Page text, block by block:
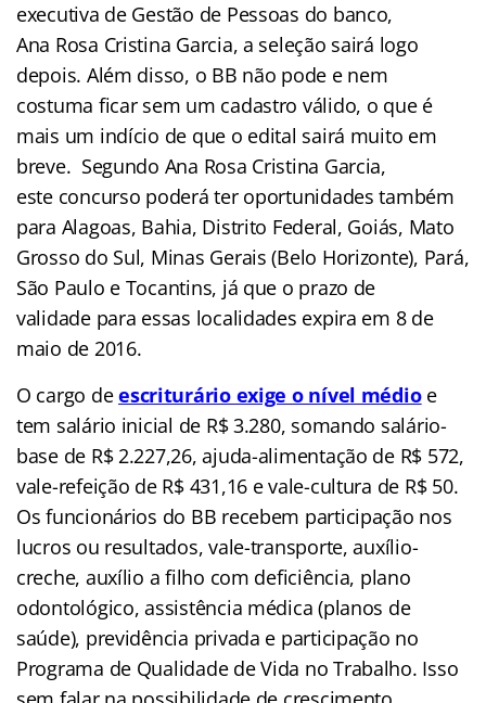
executiva de Gestão de Pessoas do banco,
Ana Rosa Cristina Garcia, a seleção sairá logo
depois. Além disso, o BB não pode e nem
costuma ficar sem um cadastro válido, o que é
mais um indício de que o edital sairá muito em
breve. Segundo Ana Rosa Cristina Garcia,
este concurso poderá ter oportunidades também
para Alagoas, Bahia, Distrito Federal, Goiás, Mato
Grosso do Sul, Minas Gerais (Belo Horizonte), Pará,
São Paulo e Tocantins, já que o prazo de
validade para essas localidades expira em 8 de
maio de 2016.
O cargo deescriturário exige o nível médio e
tem salário inicial de R$ 3.280, somando salário-
base de R$ 2.227,26, ajuda-alimentação de R$ 572,
vale-refeição de R$ 431,16 e vale-cultura de R$ 50.
Os funcionários do BB recebem participação nos
lucros ou resultados, vale-transporte, auxílio-
creche, auxílio a filho com deficiência, plano
odontológico, assistência médica (planos de
saúde), previdência privada e participação no
Programa de Qualidade de Vida no Trabalho. Isso